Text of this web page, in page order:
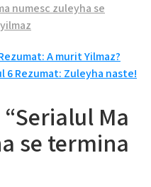
numesc zuleyha se
A murit Yilmaz?
6 Rezumat: Zuleyha naste!
Ma
se termina